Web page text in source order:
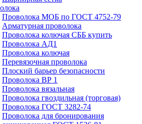
Проволока МОБ по ГОСТ 4752-79
Арматурная проволока
Проволока колючая СББ купить
Проволока АД1
Проволока колючая
Перевязочная проволока
Плоский барьер безопасности
Проволока ВР 1
Проволока вязальная
Проволока гвоздильная (торговая)
Проволока ГОСТ 3282-74
Проволока для бронирования